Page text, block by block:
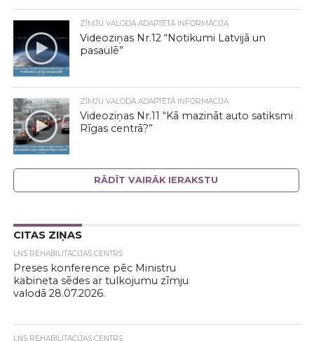
ZĪMJU VALODĀ ADAPTĒTĀ INFORMĀCIJA
Videoziņas Nr.12 “Notikumi Latvijā un
pasaulē”
ZĪMJU VALODĀ ADAPTĒTĀ INFORMĀCIJA
Videoziņas Nr.11 “Kā mazināt auto satiksmi
Rīgas centrā?”
RĀDĪT VAIRĀK IERAKSTU
CITAS ZIŅAS
LNS REHABILITĀCIJAS CENTRS
Preses konference pēc Ministru
kabineta sēdes ar tulkojumu zīmju
valodā 28.07.2026.
LNS REHABILITĀCIJAS CENTRS